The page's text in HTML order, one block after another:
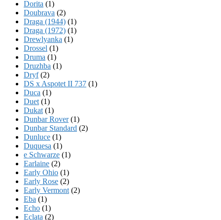
Dorita (1)
Doubrava (2)
Draga (1944) (1)
Draga (1972) (1)
Drewlyanka (1)
Drossel (1)
Druma (1)
Druzhba (1)
Dryf(2)
DS x Aspotet II 737 (1)
Duca (1)
Duet (1)
Dukat (1)
Dunbar Rover(1)
Dunbar Standard (2)
Dunluce (1)
Duquesa (1)
e Schwarze (1)
Earlaine (2)
Early Ohio (1)
Early Rose (2)
Early Vermont (2)
Eba (1)
Echo (1)
Eclata (2)